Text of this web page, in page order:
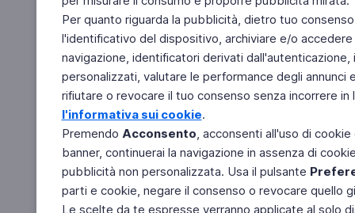
Per quanto riguarda la pubblicità, dietro tuo
l'identificativo del dispositivo, archiviare e/o
navigazione, identificatori derivati
personalizzati, valutare le performance degli
rifiutare o revocare il tuo consenso senza incorrere
l'informativa sui cookie.
Premendo Acconsento, acconsenti all'uso di
banner, continuerai la navigazione in assenza di
pubblicità non personalizzata. Usa il pulsante
parti e cookie, negare il consenso o revocare quello
Le scelte da te espresse verranno applicate al solo